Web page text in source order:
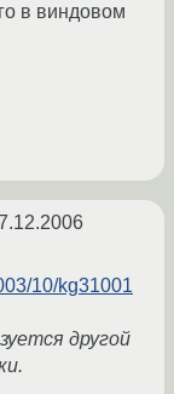
в виндовом
10/kg31001
другой